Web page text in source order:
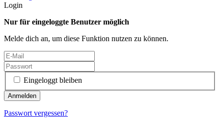
Login
Nur für eingeloggte Benutzer möglich
Melde dich an, um diese Funktion nutzen zu können.
Eingeloggt bleiben
Passwort vergessen?